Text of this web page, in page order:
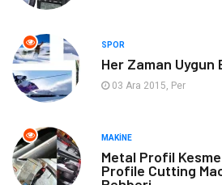
Müzik
Spor
Turizm
Nakliye
Mobilya
SPOR
Her Zaman Uygun
03 Ara 2015, Per
MAKINE
Metal Profil
Profile Cutting